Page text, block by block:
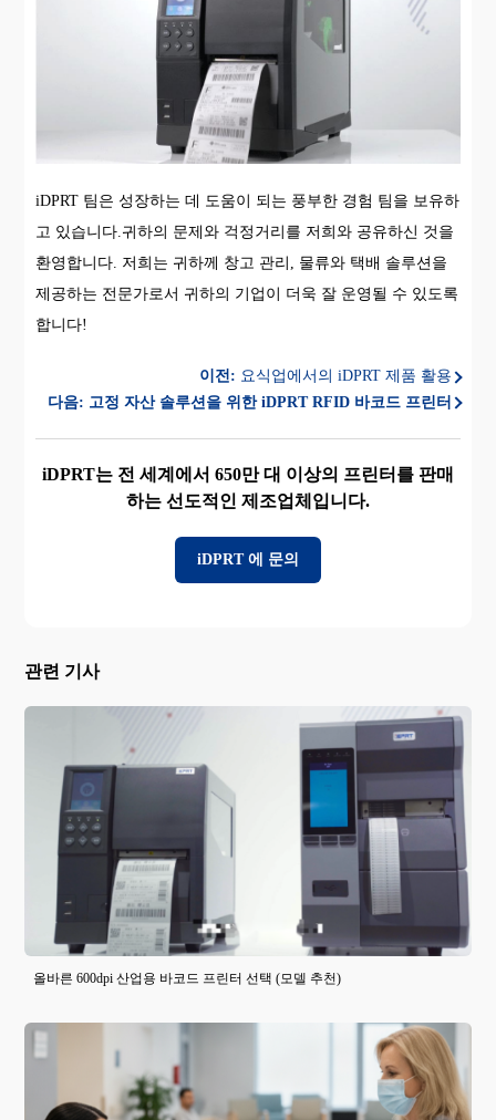
iDPRT 팀은 성장하는 데 도움이 되는 풍부한 경험 팀을 보유하
고 있습니다.귀하의 문제와 걱정거리를 저희와 공유하신 것을
환영합니다. 저희는 귀하께 창고 관리, 물류와 택배 솔루션을
제공하는 전문가로서 귀하의 기업이 더욱 잘 운영될 수 있도록
합니다!
이전: 요식업에서의 iDPRT 제품 활용
다음: 고정 자산 솔루션을 위한 iDPRT RFID 바코드 프린터
iDPRT는 전 세계에서 650만 대 이상의 프린터를 판매
하는 선도적인 제조업체입니다.
iDPRT 에 문의
관련 기사
올바른 600dpi 산업용 바코드 프린터 선택 (모델 추천)